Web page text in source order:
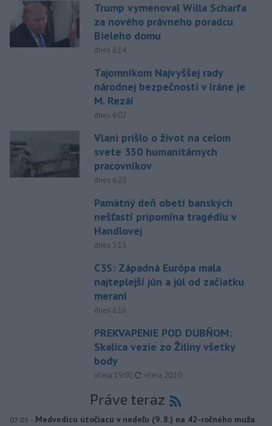
Trump vymenoval Willa Scharfa
za nového právneho poradcu
Bieleho domu
dnes 6:14
Tajomníkom Najvyššej rady
národnej bezpečnosti v Iráne je
M. Rezáí
dnes 6:02
Vlani prišlo o život na celom
svete 350 humanitárnych
pracovníkov
dnes 6:20
Pamätný deň obetí banských
nešťastí pripomína tragédiu v
Handlovej
dnes 5:15
C3S: Západná Európa mala
najteplejší jún a júl od začiatku
meraní
dnes 6:16
PREKVAPENIE POD DUBŇOM:
Skalica vezie zo Žiliny všetky
body
včera 19:00, aktualizované
včera 20:10
Práve teraz
07:03 - Medvedicu útočiacu v nedeľu (9. 8.) na 42-ročného muža